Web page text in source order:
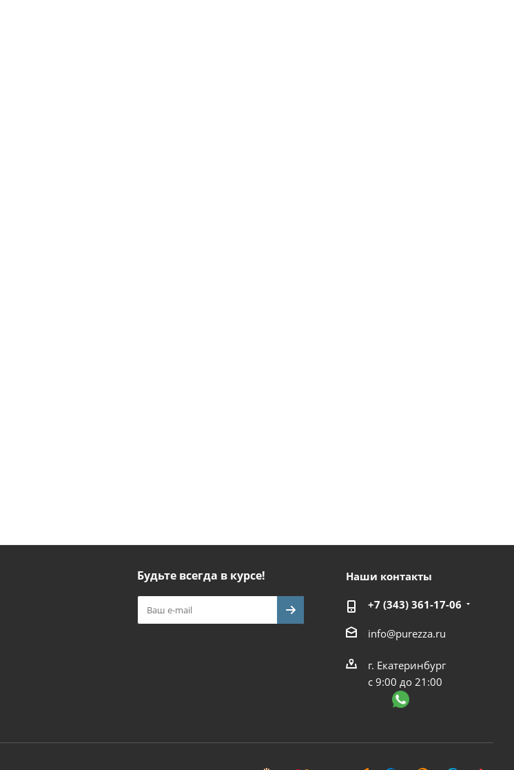
Будьте всегда в курсе! Наши контакты
+7 (343) 361-17-06
info@purezza.ru
г. Екатеринбург
с 9:00 до 21:00